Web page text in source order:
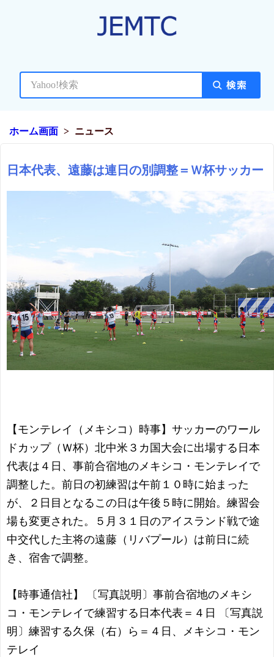
ホーム画面 ニュース
日本代表、遠藤は連日の別調整＝Ｗ杯サッカー
【モンテレイ（メキシコ）時事】サッカーのワール
ドカップ（Ｗ杯）北中米３カ国大会に出場する日本
代表は４日、事前合宿地のメキシコ・モンテレイで
調整した。前日の初練習は午前１０時に始まった
が、２日目となるこの日は午後５時に開始。練習会
場も変更された。５月３１日のアイスランド戦で途
中交代した主将の遠藤（リバプール）は前日に続
き、宿舎で調整。
【時事通信社】 〔写真説明〕事前合宿地のメキシ
コ・モンテレイで練習する日本代表＝４日 〔写真説
明〕練習する久保（右）ら＝４日、メキシコ・モン
テレイ